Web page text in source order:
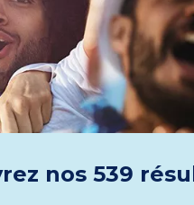
nos 539